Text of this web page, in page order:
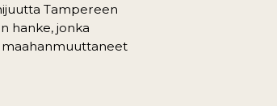
Tampereen
hanke, jonka
maahanmuuttaneet